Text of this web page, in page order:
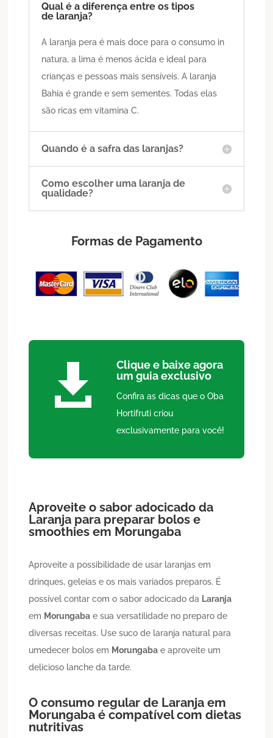
Qual é a diferença entre os tipos
de laranja?
A laranja pera é mais doce para o consumo in
natura, a lima é menos ácida e ideal para
crianças e pessoas mais sensíveis. A laranja
Bahia é grande e sem sementes. Todas elas
são ricas em vitamina C.
Quando é a safra das laranjas?
Como escolher uma laranja de
qualidade?
Formas de Pagamento

Clique e baixe agora
um guia exclusivo
Confira as dicas que o Oba
Hortifruti criou
exclusivamente para você!
Aproveite o sabor adocicado da
Laranja para preparar bolos e
smoothies em Morungaba
Aproveite a possibilidade de usar laranjas em
drinques, geleias e os mais variados preparos. É
possível contar com o sabor adocicado da Laranja
em Morungaba e sua versatilidade no preparo de
diversas receitas. Use suco de laranja natural para
umedecer bolos em Morungaba e aproveite um
delicioso lanche da tarde.
O consumo regular de Laranja em
Morungaba é compatível com dietas
nutritivas